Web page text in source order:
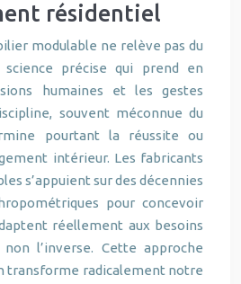
résidentiel
modulable ne relève pas du
science précise qui prend en
humaines et les gestes
souvent méconnue du
pourtant la réussite ou
intérieur. Les fabricants
s’appuient sur des décennies
pour concevoir
réellement aux besoins
l’inverse. Cette approche
transforme radicalement notre